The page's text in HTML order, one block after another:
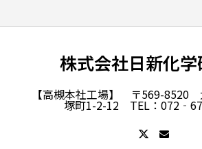
株式会社日新化
【高槻本社工場】 〒569-8520
塚町1-2-12 TEL：